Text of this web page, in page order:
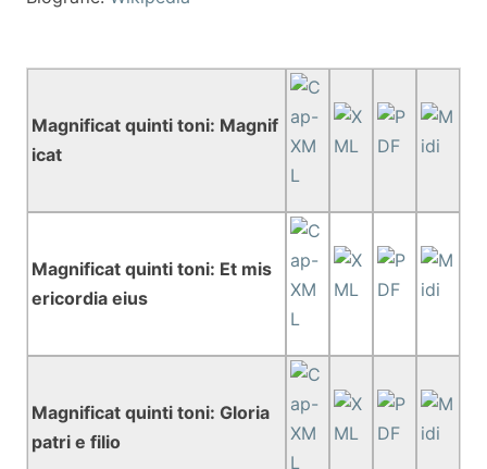
Magnificat quinti toni: Magnif
icat
Magnificat quinti toni: Et mis
ericordia eius
Magnificat quinti toni: Gloria
patri e filio